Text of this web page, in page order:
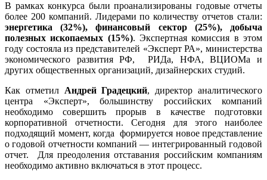
В рамках конкурса были проанализированы годовые отчеты
более 200 компаний. Лидерами по количеству отчетов стали:
энергетика (32%), финансовый сектор (25%), добыча
полезных ископаемых (15%). Экспертная комиссия в этом
году состояла из представителей «Эксперт РА», министерства
экономического развития РФ, РИДа, НФА, ВЦИОМа и
других общественных организаций, дизайнерских студий.
Как отметил Андрей Градецкий, директор аналитического
центра «Эксперт», большинству российских компаний
необходимо совершить прорыв в качестве подготовки
корпоративной отчетности. Сегодня для этого наиболее
подходящий момент, когда формируется новое представление
о годовой отчетности компаний — интегрированный годовой
отчет. Для преодоления отставания российским компаниям
необходимо активно включаться в этот процесс.